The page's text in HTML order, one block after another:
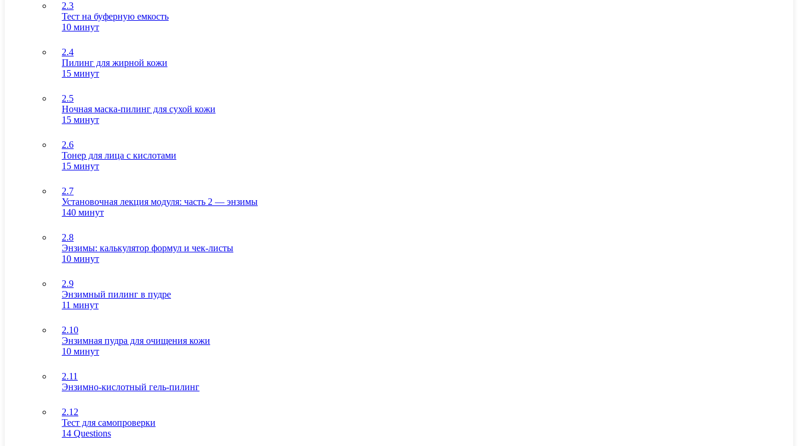
2.3
Тест на буферную емкость
10 минут
2.4
Пилинг для жирной кожи
15 минут
2.5
Ночная маска-пилинг для сухой кожи
15 минут
2.6
Тонер для лица с кислотами
15 минут
2.7
Установочная лекция модуля: часть 2 — энзимы
140 минут
2.8
Энзимы: калькулятор формул и чек-листы
10 минут
2.9
Энзимный пилинг в пудре
11 минут
2.10
Энзимная пудра для очищения кожи
10 минут
2.11
Энзимно-кислотный гель-пилинг
2.12
Тест для самопроверки
14 Questions